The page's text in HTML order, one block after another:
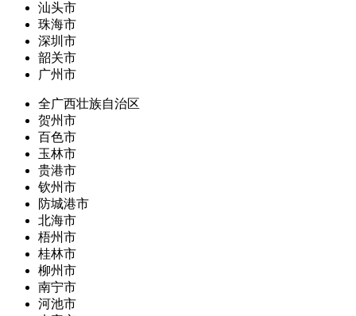
汕头市
珠海市
深圳市
韶关市
广州市
全广西壮族自治区
贺州市
百色市
玉林市
贵港市
钦州市
防城港市
北海市
梧州市
桂林市
柳州市
南宁市
河池市